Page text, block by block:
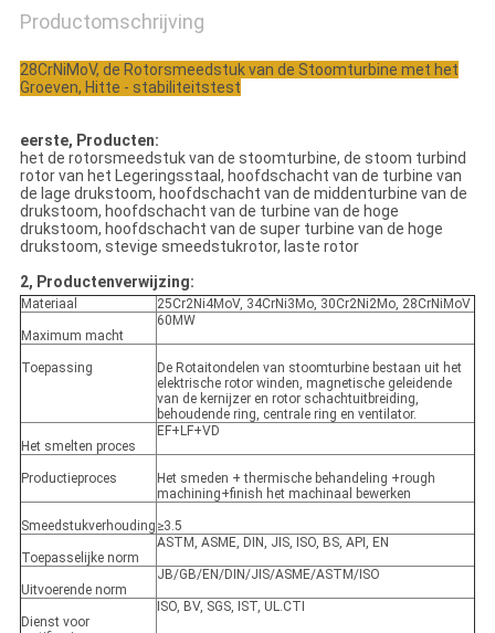
Productomschrijving
28CrNiMoV, de Rotorsmeedstuk van de Stoomturbine met het
Groeven, Hitte - stabiliteitstest
eerste, Producten:
het de rotorsmeedstuk van de stoomturbine, de stoom turbind
rotor van het Legeringsstaal, hoofdschacht van de turbine van
de lage drukstoom, hoofdschacht van de middenturbine van de
drukstoom, hoofdschacht van de turbine van de hoge
drukstoom, hoofdschacht van de super turbine van de hoge
drukstoom, stevige smeedstukrotor, laste rotor
2, Productenverwijzing:
Materiaal 25Cr2Ni4MoV, 34CrNi3Mo, 30Cr2Ni2Mo, 28CrNiMoV
Maximum macht
60MW
Toepassing
De Rotaitondelen van stoomturbine bestaan uit het
elektrische rotor winden, magnetische geleidende
van de kernijzer en rotor schachtuitbreiding,
behoudende ring, centrale ring en ventilator.
Het smelten proces
EF+LF+VD
Productieproces
Het smeden + thermische behandeling +rough
machining+finish het machinaal bewerken
Smeedstukverhouding ≥3.5
Toepasselijke norm
ASTM, ASME, DIN, JIS, ISO, BS, API, EN
Uitvoerende norm
JB/GB/EN/DIN/JIS/ASME/ASTM/ISO
Dienst voor
ISO, BV, SGS, IST, UL.CTI